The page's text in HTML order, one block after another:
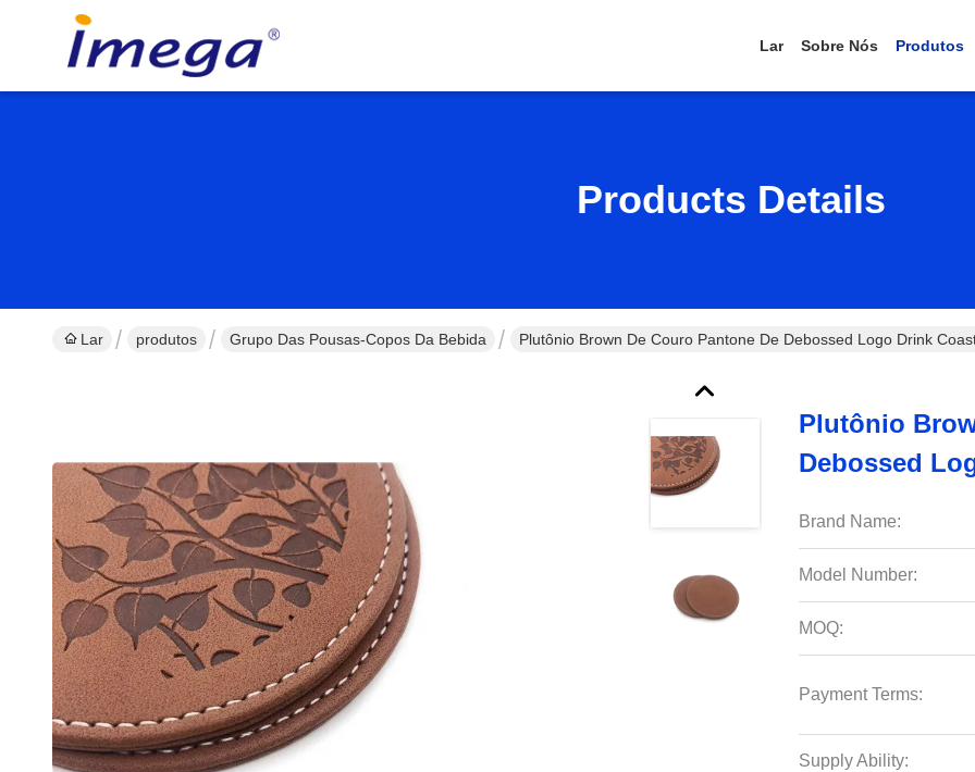
Lar Sobre Nós Produtos
Products Details
Lar produtos Grupo Das Pousas-Copos Da Bebida Plutônio Brown De Couro Pantone De Debossed Logo Drink
Plutônio
Debossed
Brand Name:
Model Number:
MOQ:
Payment Terms:
Supply Ability: